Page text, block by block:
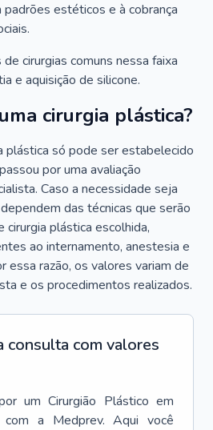
estéticos e à cobrança
cirurgias comuns nessa faixa
e aquisição de silicone.
cirurgia plástica?
plástica só pode ser estabelecido
por uma avaliação
Caso a necessidade seja
das técnicas que serão
cirurgia plástica escolhida,
ao internamento, anestesia e
essa razão, os valores variam de
e os procedimentos realizados.
consulta com valores
um Cirurgião Plástico em
a Medprev. Aqui você